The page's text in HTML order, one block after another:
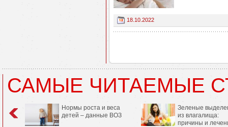
18.10.2022
САМЫЕ ЧИТАЕМЫЕ
Нормы роста и веса
детей – данные ВОЗ
Зеленые
из влагалища:
причины и